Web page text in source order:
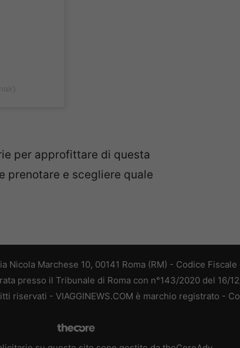
per approfittare di questa
prenotare e scegliere quale
Marchese 10, 00141 Roma (RM) - Codice Fiscale
presso il Tribunale di Roma con n°143/2020 del 16/
riservati - VIAGGINEWS.COM è marchio registrato -